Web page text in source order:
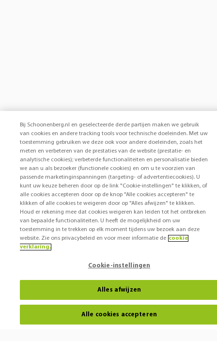
Bij Schoonenberg.nl en geselecteerde derde partijen maken we gebruik
van cookies en andere tracking tools voor technische doeleinden. Met uw
toestemming gebruiken we deze ook voor andere doeleinden, zoals het
meten en verbeteren van de prestaties van de website (prestatie- en
analytische cookies); verbeterde functionaliteiten en personalisatie bieden
we aan u als bezoeker (functionele cookies) en om u te voorzien van
passende marketinginspanningen (targeting- of advertentiecookies). U
kunt uw keuze beheren door op de link "Cookie-instellingen" te klikken, of
alle cookies accepteren door op de knop "Alle cookies accepteren" te
klikken of alle cookies te weigeren door op "Alles afwijzen" te klikken.
Houd er rekening mee dat cookies weigeren kan leiden tot het ontbreken
van bepaalde functionaliteiten. U heeft de mogelijkheid om uw
toestemming in te trekken op elk moment tijdens uw bezoek aan deze
website. Zie ons privacybeleid en voor meer informatie de cookie
verklaring.
Cookie-instellingen
Alles afwijzen
Alle cookies accepteren